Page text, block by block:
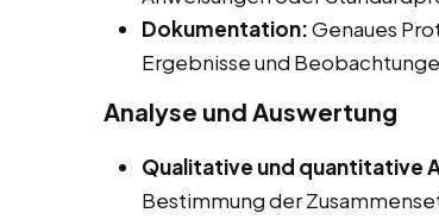
Dokumentation:Genaues
Ergebnisse und
Analyse und Auswertung
Qualitative und quantitative
Bestimmung der